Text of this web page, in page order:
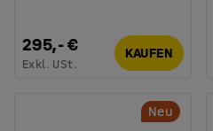
295,- €
Exkl. USt.
KAUFEN
Neu